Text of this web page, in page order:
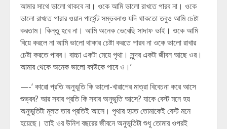
আমার সাথে ভালো থাকবে না। ওকে আমি ভালো রাখতে পারব না। ওকে
ভালো রাখতে পারার ওয়ান পার্সেন্ট সম্ভবনাও যদি থাকতো তবুও আমি চেষ্টা
করতাম। কিন্তু হবে না। আমি অনেক ভেবেছি সাদাফ ভাই। ওকে আমি
বিয়ে করলে না আমি ভালো থাকার চেষ্টা করতে পারব না ওকে ভালো রাখার
চেষ্টা করতে পারব। বাচ্চা একটা মেয়ে পৃথা। সুন্দর একটা জীবন আছে ওর।
আমার থেকে অনেক ভালো কাউকে পাবে ও।’
—-‘ কারো প্রতি অনুভূতি কি ভালো-খারাপের মাত্রা বিবেচনা করে আসে
শুভ্রব? আর সবার প্রতি কি সবার অনুভূতি আসে? যাকে বেস্ট মনে হয়
অনুভূতিটা মূলত তার প্রতিই আসে। পৃথার হয়ত তোমাকেই বেস্ট মনে
হয়েছে। তাই ওর উনিশ বছরের জীবনে অনুভূতিটা শুধু তোমার ওপরই